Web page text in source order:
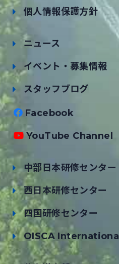
個人情報保護方針
ニュース
イベント・募集情報
スタッフブログ
Facebook
YouTube Channel
中部日本研修センター
西日本研修センター
四国研修センター
OISCA International